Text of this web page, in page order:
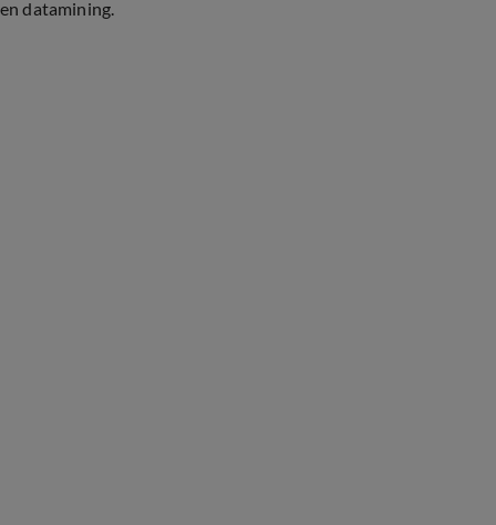
en datamining.